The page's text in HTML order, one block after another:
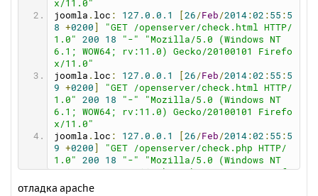
новки
сервера
2014-02 -26 02 :56 : 07 Остановка системных
м
одулей
2014
02- 26 02 : 56 : 08 Отключение виртуально
го
диска
2014 - 02
тановлен!
x/11.0"
joomla . loc : 127.0 . 0.1 26 /Feb /2014 : 02 : 55 : 5
8 +0200
"GET /openserver/check.html HTTP/
1.0"
200 18 "-"
"Mozilla/5.0 (Windows NT
6.1; WOW64; rv:11.0) Gecko/20100101 Firefo
x/11.0"
joomla . loc : 127.0 . 0.1 26 /Feb /2014 : 02 : 55 : 5
9 +0200
"GET /openserver/check.html HTTP/
1.0"
200 18 "-"
"Mozilla/5.0 (Windows NT
6.1; WOW64; rv:11.0) Gecko/20100101 Firefo
x/11.0"
joomla . loc : 127.0 . 0.1 26 /Feb /2014 : 02 : 55 : 5
9 +0200
"GET /openserver/check.php HTTP/
1.0"
200 18 "-"
"Mozilla/5.0 (Windows NT
6.1; WOW64; rv:11.0) Gecko/20100101 Firefo
x/11.0"
отладка apache